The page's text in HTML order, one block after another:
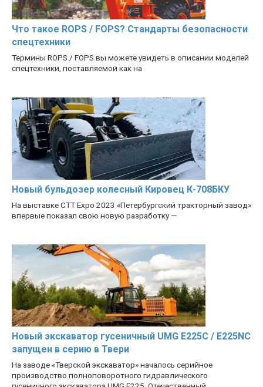
Что такое ROPS / FOPS? Стандарты безопасности
спецтехники
Термины ROPS / FOPS вы можете увидеть в описании моделей
спецтехники, поставляемой как на
Новый бульдозер колесный Кировец К-708БКУ
На выставке CTT Expo 2023 «Петербургский тракторный завод»
впервые показал свою новую разработку —
Новый экскаватор гусеничный UMG E225C / E225NC
запущен в серию в Твери
На заводе «Тверской экскаватор» началось серийное
производство полноповоротного гидравлического